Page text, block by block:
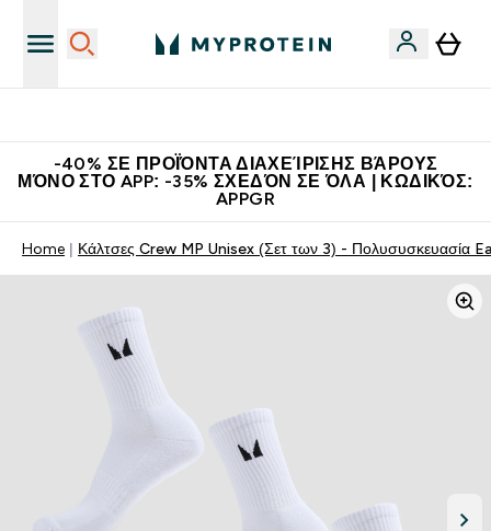
-40% ΣΕ ΠΡΟΪΌΝΤΑ ΔΙΑΧΕΊΡΙΣΗΣ ΒΆΡΟΥΣ
ΜΌΝΟ ΣΤΟ APP: -35% ΣΧΕΔΌΝ ΣΕ ΌΛΑ | ΚΩΔΙΚΌΣ:
APPGR
Home Κάλτσες Crew MP Unisex (Σετ των 3) - Πολυσυσκευασία